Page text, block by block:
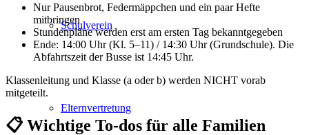
Schulverein
Elternvertretung
Nur Pausenbrot, Federmäppchen und ein paar Hefte
mitbringen
Stundenpläne werden erst am ersten Tag bekanntgegeben
Ende: 14:00 Uhr (Kl. 5–11) / 14:30 Uhr (Grundschule). Die
Abfahrtszeit der Busse ist 14:45 Uhr.
Klassenleitung und Klasse (a oder b) werden NICHT vorab
mitgeteilt.
📋 Wichtige To-dos für alle Familien